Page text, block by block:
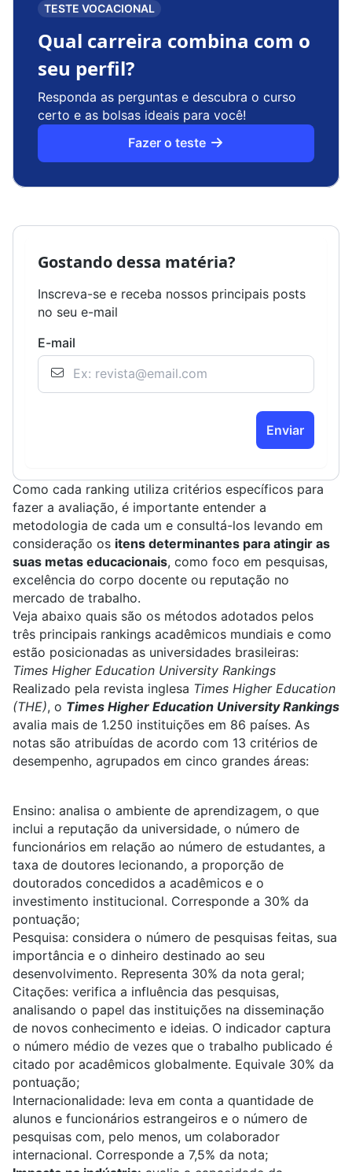
TESTE VOCACIONAL
Qual carreira combina com o
seu perfil?
Responda as perguntas e descubra o curso
certo e as bolsas ideais para você!
Fazer o teste
Gostando dessa matéria?
Inscreva-se e receba nossos principais posts
no seu e-mail
E-mail
Enviar
Como cada ranking utiliza critérios específicos para
fazer a avaliação, é importante entender a
metodologia de cada um e consultá-los levando em
consideração os itens determinantes para atingir as
suas metas educacionais, como foco em pesquisas,
excelência do corpo docente ou reputação no
mercado de trabalho.
Veja abaixo quais são os métodos adotados pelos
três principais rankings acadêmicos mundiais e como
estão posicionadas as universidades brasileiras:
Times Higher Education University Rankings
Realizado pela revista inglesa Times Higher Education
(THE), o Times Higher Education University Rankings
avalia mais de 1.250 instituições em 86 países. As
notas são atribuídas de acordo com 13 critérios de
desempenho, agrupados em cinco grandes áreas:
Ensino: analisa o ambiente de aprendizagem, o que
inclui a reputação da universidade, o número de
funcionários em relação ao número de estudantes, a
taxa de doutores lecionando, a proporção de
doutorados concedidos a acadêmicos e o
investimento institucional. Corresponde a 30% da
pontuação;
Pesquisa: considera o número de pesquisas feitas, sua
importância e o dinheiro destinado ao seu
desenvolvimento. Representa 30% da nota geral;
Citações: verifica a influência das pesquisas,
analisando o papel das instituições na disseminação
de novos conhecimento e ideias. O indicador captura
o número médio de vezes que o trabalho publicado é
citado por acadêmicos globalmente. Equivale 30% da
pontuação;
Internacionalidade: leva em conta a quantidade de
alunos e funcionários estrangeiros e o número de
pesquisas com, pelo menos, um colaborador
internacional. Corresponde a 7,5% da nota;